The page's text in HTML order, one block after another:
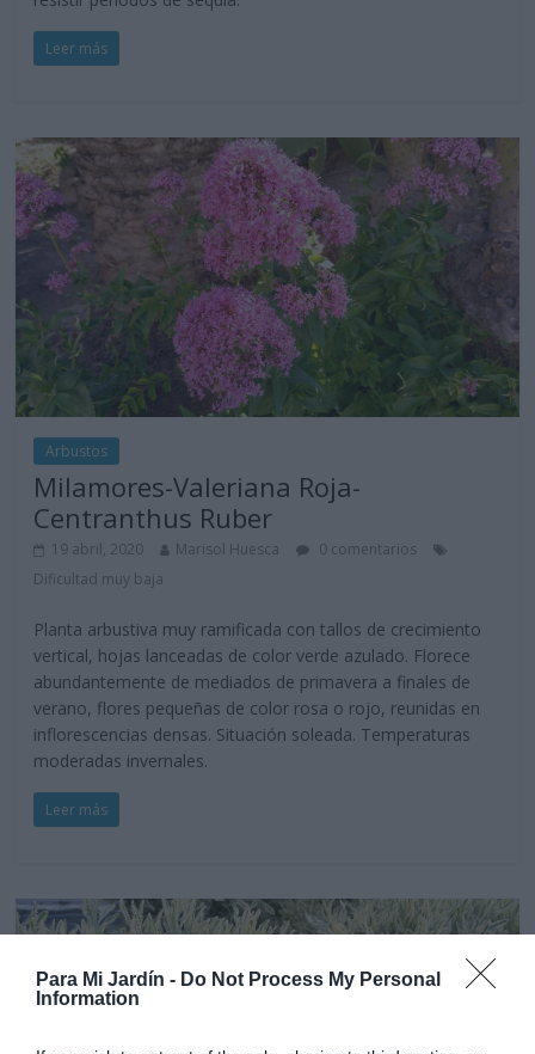
Para Mi Jardín - Do Not Process My Personal
Information
Leer más
Arbustos
Milamores-Valeriana Roja-
Centranthus Ruber
19 abril, 2020 Marisol Huesca
0 comentarios
Dificultad muy baja
Planta arbustiva muy ramificada con tallos de crecimiento
vertical, hojas lanceadas de color verde azulado. Florece
abundantemente de mediados de primavera a finales de
verano, flores pequeñas de color rosa o rojo, reunidas en
inflorescencias densas. Situación soleada. Temperaturas
moderadas invernales.
Leer más